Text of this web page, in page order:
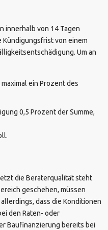
innerhalb von 14 Tagen
von einem
Um an
ein Prozent des
0,5 Prozent der Summe,
die Beraterqualität steht
geschehen, müssen
dass die Konditionen
den Raten- oder
Baufinanzierung bereits bei